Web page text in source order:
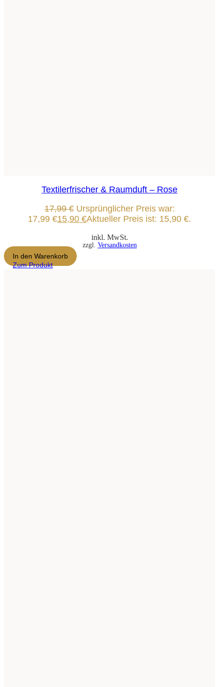
Textilerfrischer & Raumduft – Rose
17,99€ Ursprünglicher Preis war:
17,99 €15,90 €Aktueller Preis ist: 15,90 €.
inkl. MwSt.
zzgl. Versandkosten
In den Warenkorb
Zum Produkt